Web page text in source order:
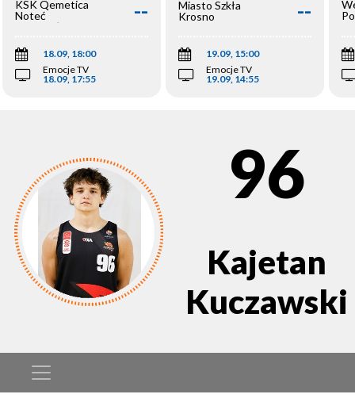
KSK Qemetica
Noteć
Inowrocław
--
18.09, 18:00
Emocje TV
18.09, 17:55
Miasto Szkła
Krosno
--
19.09, 15:00
Emocje TV
19.09, 14:55
96
Kajetan
Kuczawski